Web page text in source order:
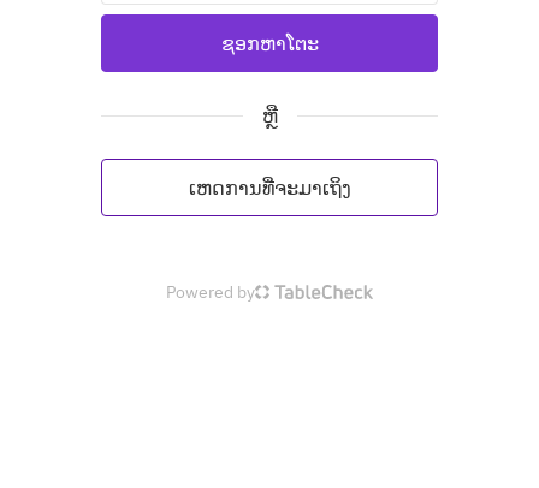
ຊອກຫາໂຕະ
ຫຼື
ເຫດການທີ່ຈະມາເຖິງ
Powered by